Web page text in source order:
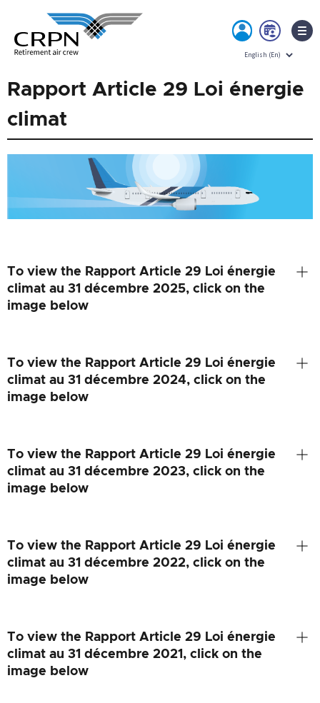
content
MY
ACCOUNT
NOW
Rapport Article 29 Loi énergie
climat
To view the Rapport Article 29 Loi énergie
climat au 31 décembre 2025, click on the
image below
To view the Rapport Article 29 Loi énergie
climat au 31 décembre 2024, click on the
image below
To view the Rapport Article 29 Loi énergie
climat au 31 décembre 2023, click on the
image below
To view the Rapport Article 29 Loi énergie
climat au 31 décembre 2022, click on the
image below
To view the Rapport Article 29 Loi énergie
climat au 31 décembre 2021, click on the
image below